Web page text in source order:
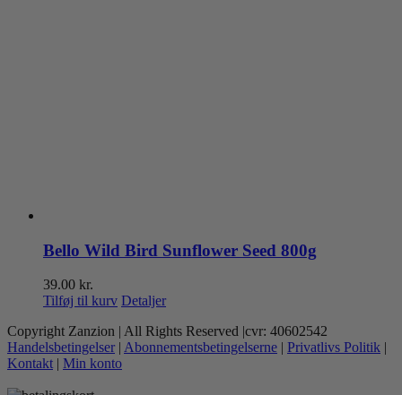
Bello Wild Bird Sunflower Seed 800g
39.00 kr.
Tilføj til kurv Detaljer
Copyright Zanzion | All Rights Reserved |cvr: 40602542
Handelsbetingelser | Abonnementsbetingelserne | Privatlivs Politik |
Kontakt | Min konto